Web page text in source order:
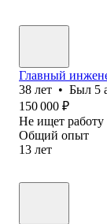
Главный
38 лет • Был 5
150 000 ₽
Не ищет работу
Общий опыт
13 лет